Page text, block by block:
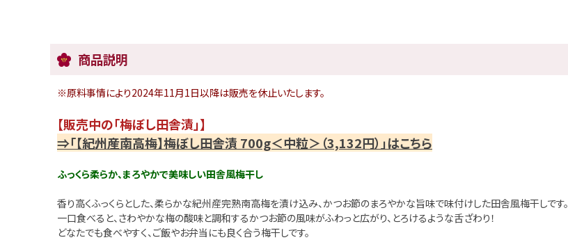
商品説明
※原料事情により2024年11月1日以降は販売を休止いたします。
【販売中の「梅ぼし田舎漬」】
⇒「【紀州産南高梅】梅ぼし田舎漬 700g＜中粒＞（3,132円）」はこちら
ふっくら柔らか、まろやかで美味しい田舎風梅干し
香り高くふっくらとした、柔らかな紀州産完熟南高梅を漬け込み、かつお節のまろやかな旨味で味付けした田舎風梅干しです。
一口食べると、さわやかな梅の酸味と調和するかつお節の風味がふわっと広がり、とろけるような舌ざわり！
どなたでも食べやすく、ご飯やお弁当にも良く合う梅干しです。